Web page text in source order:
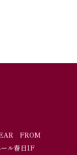
FROM
ル春日1F